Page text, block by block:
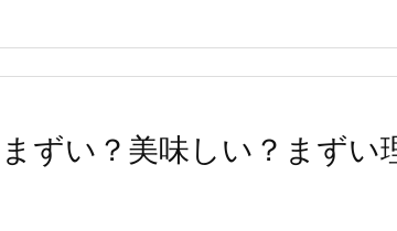
ずい？美味しい？まずい